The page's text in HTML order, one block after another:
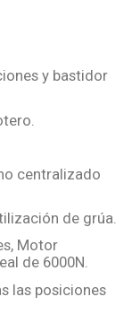
y bastidor
centralizado
de grúa.
Motor
de 6000N.
las posiciones